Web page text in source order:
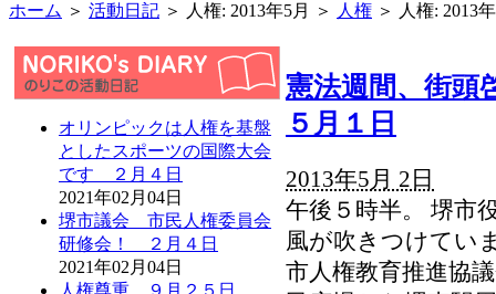
ホーム ＞ 活動日記 ＞ 人権: 2013年5月 ＞ 人権 ＞ 人権: 2013
オリンピックは人権を基盤
としたスポーツの国際大会
です ２月４日
2021年02月04日
堺市議会 市民人権委員会
研修会！ ２月４日
2021年02月04日
人権尊重 ９月２５日
憲法週間、街
５月１日
2013年5月 2日
午後５時半。 堺市
風が吹きつけてい
市人権教育推進協